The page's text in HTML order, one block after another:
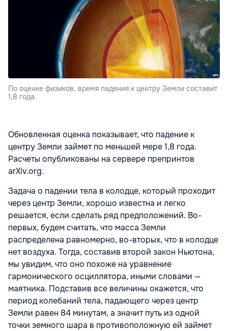
По оценке физиков, время падения к центру Земли составит
1,8 года.
Обновленная оценка показывает, что падение к
центру Земли займет по меньшей мере 1,8 года.
Расчеты опубликованы на сервере препринтов
arXiv.org.
Задача о падении тела в колодце, который проходит
через центр Земли, хорошо известна и легко
решается, если сделать ряд предположений. Во-
первых, будем считать, что масса Земли
распределена равномерно, во-вторых, что в колодце
нет воздуха. Тогда, составив второй закон Ньютона,
мы увидим, что оно похоже на уравнение
гармонического осциллятора, иными словами —
маятника. Подставив все величины окажется, что
период колебаний тела, падающего через центр
Земли равен 84 минутам, а значит путь из одной
точки земного шара в противоположную ей займет